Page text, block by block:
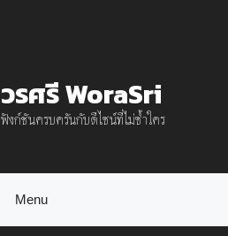
วรศรี WoraSri
ฟังก์ชันครบครันกับดีไซน์ที่ไม่ซ้ำใคร
Menu